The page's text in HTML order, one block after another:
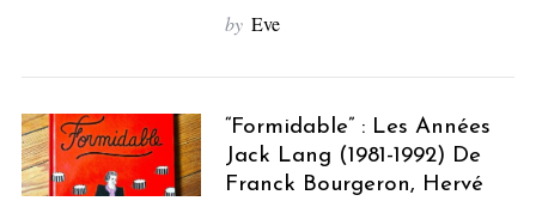
by Eve
“Formidable” : Les Années
Jack Lang (1981-1992) De
Franck Bourgeron, Hervé